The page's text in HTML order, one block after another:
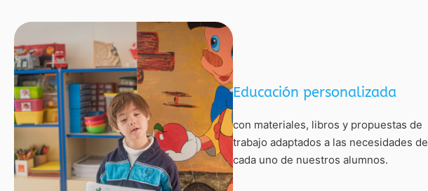
Educación personalizada
con materiales, libros y propuestas de
trabajo adaptados a las necesidades de
cada uno de nuestros alumnos.